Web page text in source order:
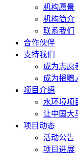
机构愿景
机构简介
联系我们
合作伙伴
支持我们
成为志愿
成为捐赠
项目介绍
水环境项
让中国大
项目动态
活动公告
项目进展